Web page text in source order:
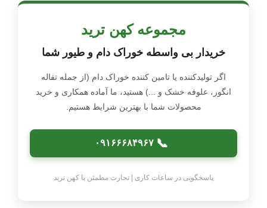
مجموعه کهن ترید
خریدار بی‌ واسطه خوراک دام و طیور شما
اگر تولیدکننده یا تامین‌ کننده خوراک دام (از جمله تفاله
انگور، علوفه خشک و ...) هستید، ما آماده همکاری و خرید
محصولات شما با بهترین شرایط هستیم.
۰۹۱۶۶۶۸۴۹۶۷ 📞
پاسخگویی در ساعات کاری | تجارت مطمئن با کهن ترید